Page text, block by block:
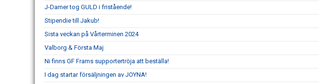
J-Damer tog GULD i fristående!
Stipendie till Jakub!
Sista veckan på Vårterminen 2024
Valborg & Första Maj
Ni finns GF Frams supportertröja att beställa!
I dag startar försäljningen av JOYNA!